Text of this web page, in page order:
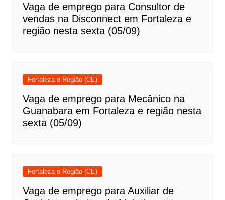
Vaga de emprego para Consultor de
vendas na Disconnect em Fortaleza e
região nesta sexta (05/09)
Fortaleza e Região (CE)
Vaga de emprego para Mecânico na
Guanabara em Fortaleza e região nesta
sexta (05/09)
Fortaleza e Região (CE)
Vaga de emprego para Auxiliar de